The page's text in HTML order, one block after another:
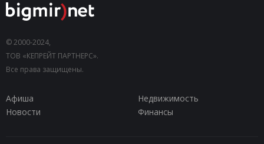
© 2000-2024,
ТОВ «КЕПРЕЙТ ПАРТНЕРС».
Все права защищены.
Афиша
Недвижимость
Новости
Финансы